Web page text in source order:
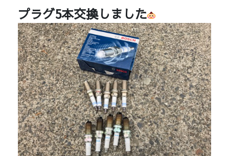
プラグ5本交換しました